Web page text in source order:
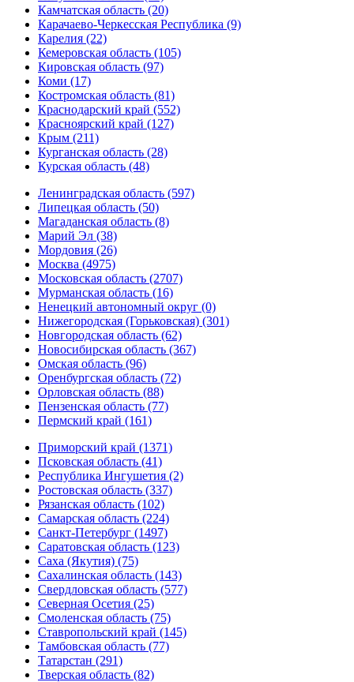
Камчатская область (20)
Карачаево-Черкесская Республика (9)
Карелия (22)
Кемеровская область (105)
Кировская область (97)
Коми (17)
Костромская область (81)
Краснодарский край (552)
Красноярский край (127)
Крым (211)
Курганская область (28)
Курская область (48)
Ленинградская область (597)
Липецкая область (50)
Магаданская область (8)
Марий Эл (38)
Мордовия (26)
Москва (4975)
Московская область (2707)
Мурманская область (16)
Ненецкий автономный округ (0)
Нижегородская (Горьковская) (301)
Новгородская область (62)
Новосибирская область (367)
Омская область (96)
Оренбургская область (72)
Орловская область (88)
Пензенская область (77)
Пермский край (161)
Приморский край (1371)
Псковская область (41)
Республика Ингушетия (2)
Ростовская область (337)
Рязанская область (102)
Самарская область (224)
Санкт-Петербург (1497)
Саратовская область (123)
Саха (Якутия) (75)
Сахалинская область (143)
Свердловская область (577)
Северная Осетия (25)
Смоленская область (75)
Ставропольский край (145)
Тамбовская область (77)
Татарстан (291)
Тверская область (82)